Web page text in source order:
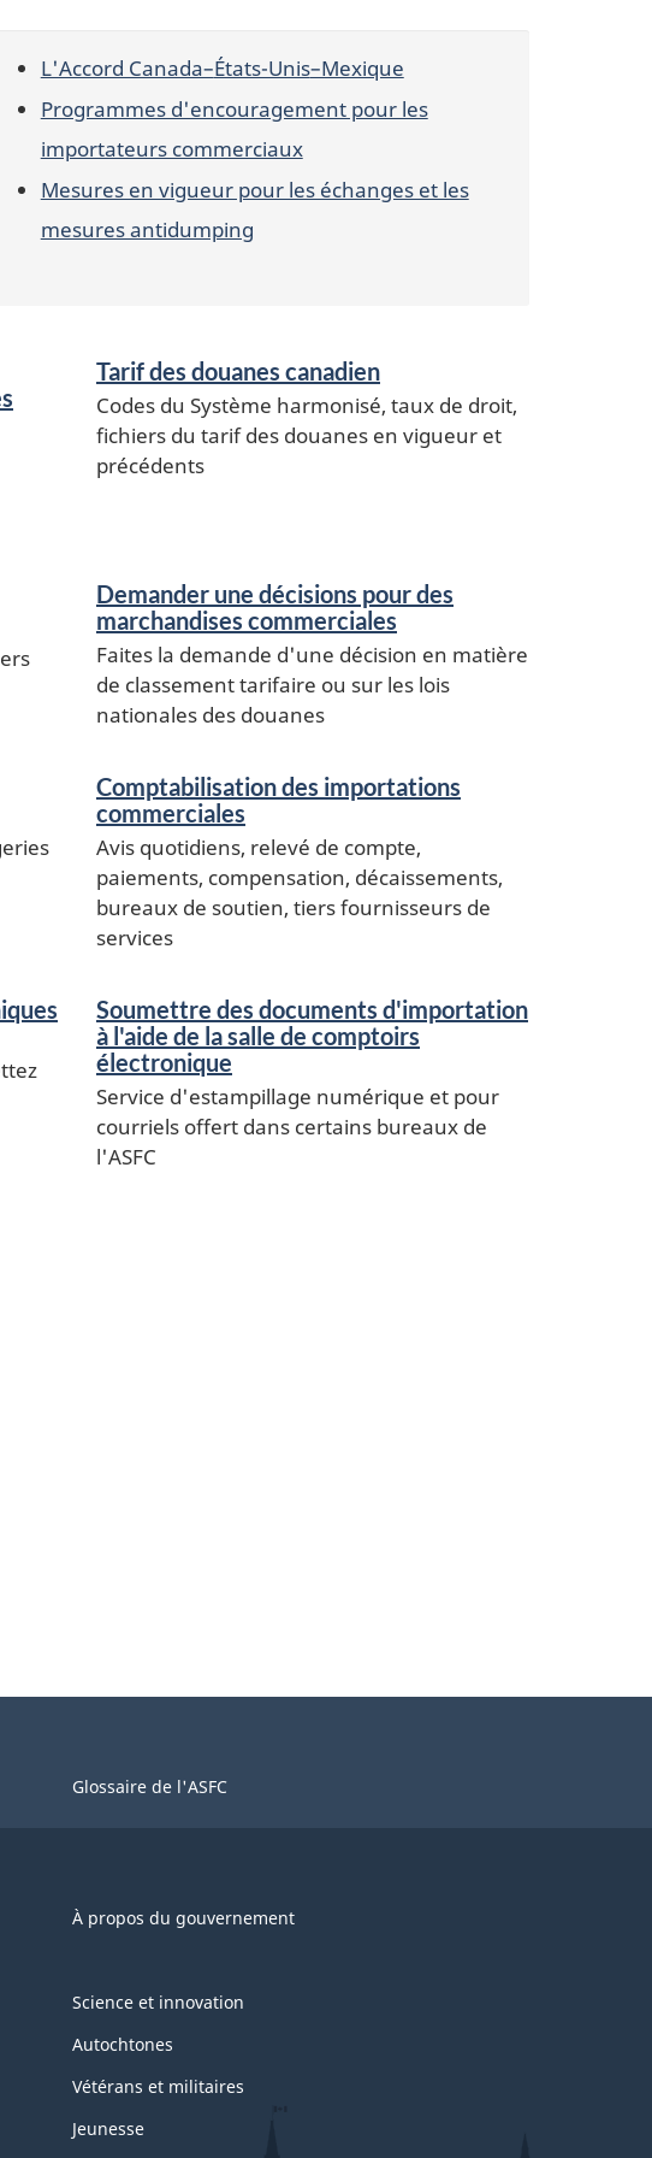
L'Accord Canada–États-Unis–Mexique
Programmes d'encouragement pour les
importateurs commerciaux
Mesures en vigueur pour les échanges et les
mesures antidumping
Tarif des douanes canadien
Codes du Système harmonisé, taux de droit,
fichiers du tarif des douanes en vigueur et
précédents
Demander une décisions pour des
marchandises commerciales
Faites la demande d'une décision en matière
de classement tarifaire ou sur les lois
nationales des douanes
Comptabilisation des importations
commerciales
Avis quotidiens, relevé de compte,
paiements, compensation, décaissements,
bureaux de soutien, tiers fournisseurs de
services
Soumettre des documents d'importation
à l'aide de la salle de comptoirs
électronique
Service d'estampillage numérique et pour
courriels offert dans certains bureaux de
l'ASFC
Glossaire de l'ASFC
À propos du gouvernement
Science et innovation
Autochtones
Vétérans et militaires
Jeunesse